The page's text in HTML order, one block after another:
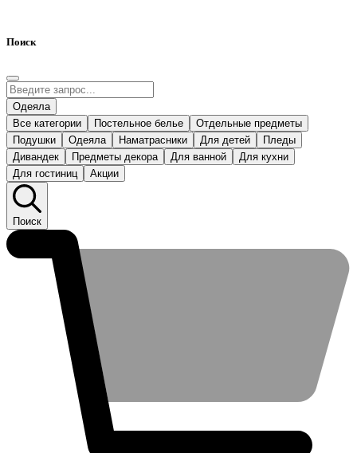
Поиск
Одеяла
Все категории
Постельное белье
Отдельные предметы
Подушки
Одеяла Наматрасники Для детей
Пледы
Дивандек
Предметы декора Для ванной
Для кухни
Для гостиниц
Акции
Поиск